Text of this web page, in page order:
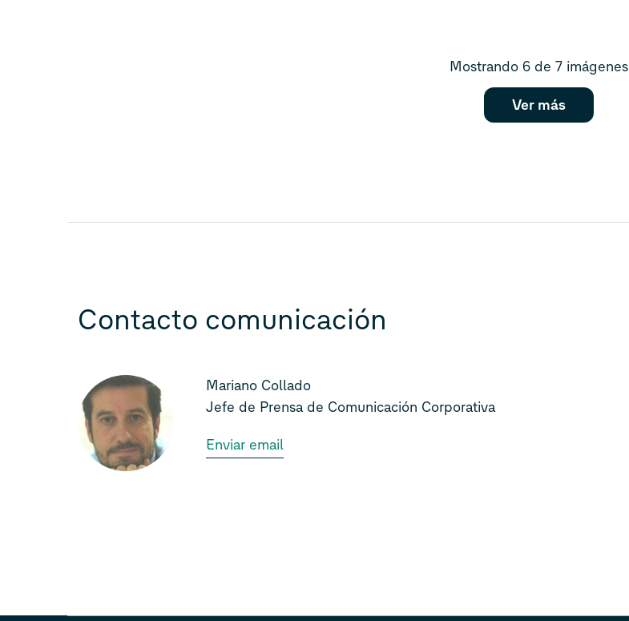
Mostrando 6 de 7 imágenes
Ver más
Contacto comunicación
Mariano Collado
Jefe de Prensa de Comunicación Corporativa
Enviar email